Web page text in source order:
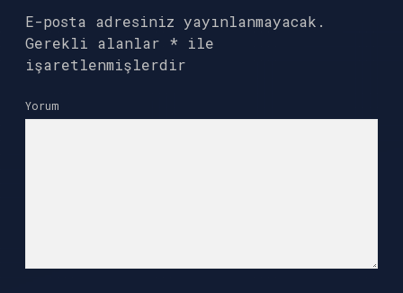
E-posta adresiniz yayınlanmayacak.
Gerekli alanlar * ile
işaretlenmişlerdir
Yorum